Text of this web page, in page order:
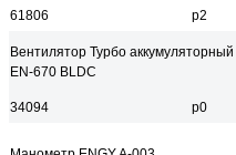
61806 р2
Вентилятор Турбо
EN-670 BLDC
34094 р0